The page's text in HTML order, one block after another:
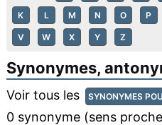
K L M N O P
V W X Y Z
Synonymes,
Voir tous les SYNONYMES
0 synonyme (sens